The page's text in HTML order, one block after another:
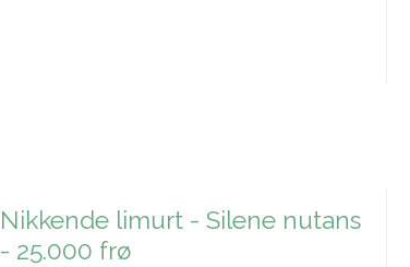
Nikkende limurt - Silene nutans
- 25.000 frø